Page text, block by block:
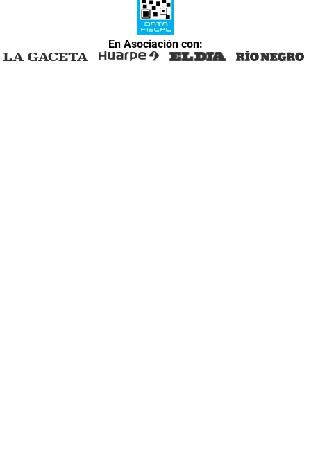
En Asociación con: